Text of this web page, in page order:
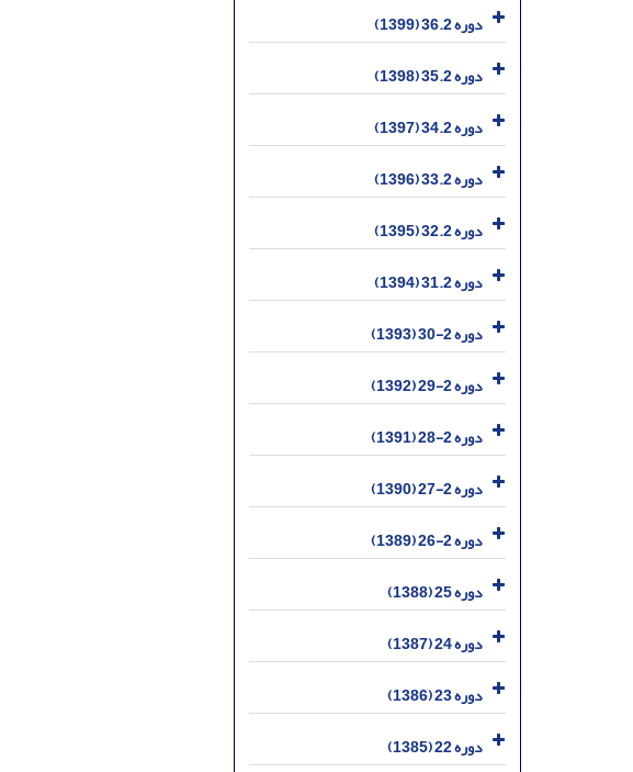
دوره 36.2 (1399)
دوره 35.2 (1398)
دوره 34.2 (1397)
دوره 33.2 (1396)
دوره 32.2 (1395)
دوره 31.2 (1394)
دوره 2-30 (1393)
دوره 2-29 (1392)
دوره 2-28 (1391)
دوره 2-27 (1390)
دوره 2-26 (1389)
دوره 25 (1388)
دوره 24 (1387)
دوره 23 (1386)
دوره 22 (1385)